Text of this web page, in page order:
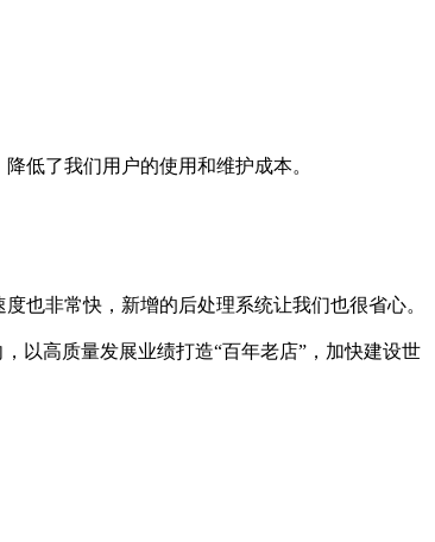
低了我们用户的使用和维护成本。
非常快，新增的后处理系统让我们也很省心。
以高质量发展业绩打造“百年老店”，加快建设世